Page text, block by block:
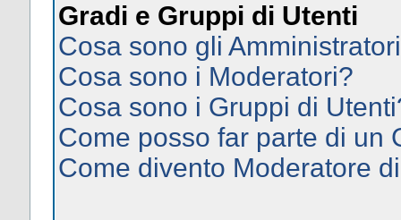
Gradi e Gruppi di Utenti
Cosa sono gli
Cosa sono i Moderatori?
Cosa sono i Gruppi di
Come posso far parte di un
Come divento Moderatore